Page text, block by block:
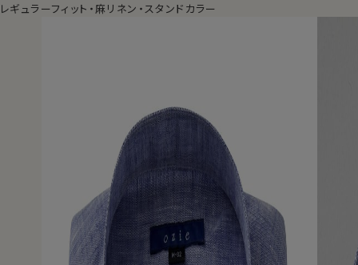
レギュラーフィット・麻リネン・スタンドカラー